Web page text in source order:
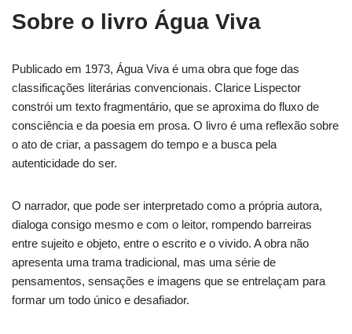
Sobre o livro Água Viva
Publicado em 1973, Água Viva é uma obra que foge das
classificações literárias convencionais. Clarice Lispector
constrói um texto fragmentário, que se aproxima do fluxo de
consciência e da poesia em prosa. O livro é uma reflexão sobre
o ato de criar, a passagem do tempo e a busca pela
autenticidade do ser.
O narrador, que pode ser interpretado como a própria autora,
dialoga consigo mesmo e com o leitor, rompendo barreiras
entre sujeito e objeto, entre o escrito e o vivido. A obra não
apresenta uma trama tradicional, mas uma série de
pensamentos, sensações e imagens que se entrelaçam para
formar um todo único e desafiador.